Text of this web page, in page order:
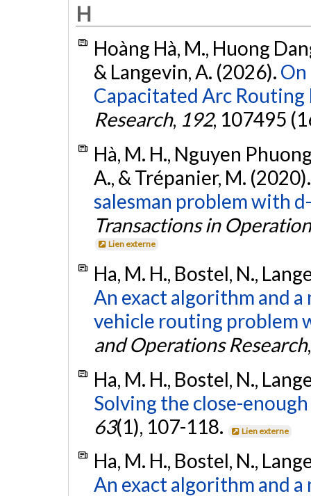
H
Hoàng Hà, M., Huong
& Langevin, A. (2026).
Capacitated Arc Routing
Research, 192, 107495
Hà, M. H., Nguyen
A., & Trépanier, M.
salesman problem with
Transactions in
Lien externe
Ha, M. H., Bostel, N.,
An exact algorithm and
vehicle routing problem
and Operations Research
Ha, M. H., Bostel, N.,
Solving the close-
63(1), 107-118. Lien externe
Ha, M. H., Bostel, N.,
An exact algorithm and